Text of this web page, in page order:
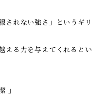
されない強さ」というギリ
える力を与えてくれるとい
」